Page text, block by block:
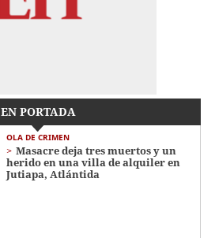
EN PORTADA
OLA DE CRIMEN
Masacre deja tres muertos y un
herido en una villa de alquiler en
Jutiapa, Atlántida